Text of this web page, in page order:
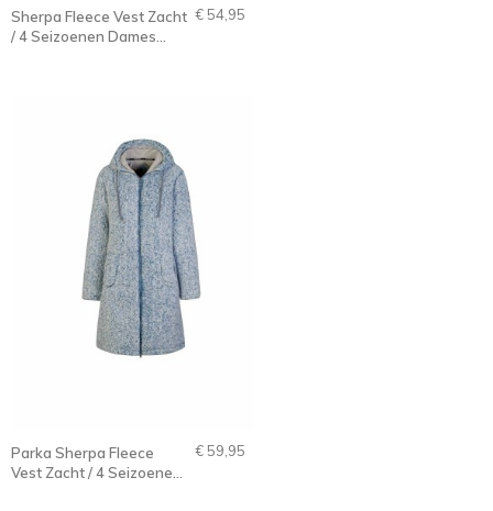
Sherpa Fleece Vest Zacht
/ 4 Seizoenen Dames
€ 54,95
Parka Sherpa Fleece
Vest Zacht / 4 Seizoenen
€ 59,95